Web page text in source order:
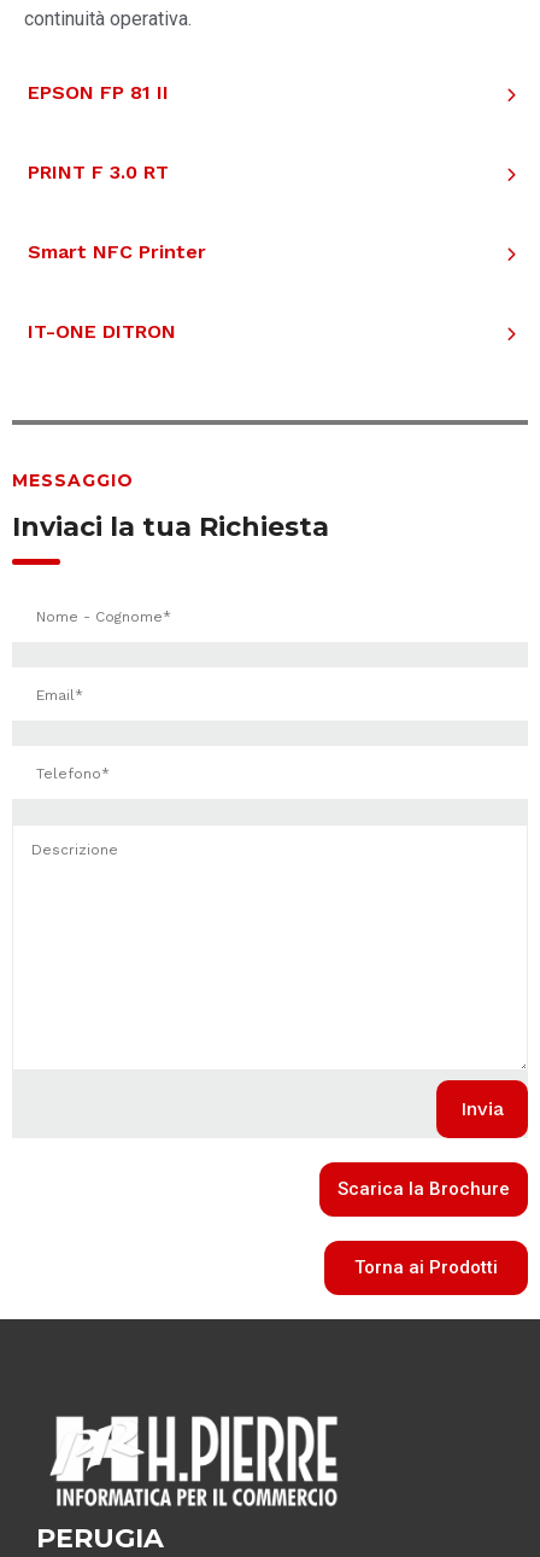
EPSON FP 81 II
PRINT F 3.0 RT
Smart NFC Printer
IT-ONE DITRON
MESSAGGIO
Inviaci la tua Richiesta
Scarica la Brochure
Torna ai Prodotti
continuità operativa.
PERUGIA